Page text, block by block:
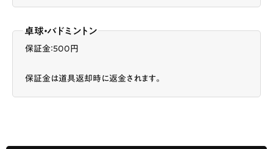
卓球・バドミントン
保証金：500円
保証金は道具返却時に返金されます。